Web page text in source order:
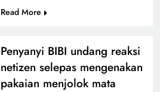
Read More
Penyanyi BIBI undang reaksi
netizen selepas mengenakan
pakaian menjolok mata